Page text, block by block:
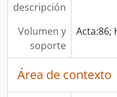
descripción
Volumen y
soporte
Acta:86;
Área de contexto